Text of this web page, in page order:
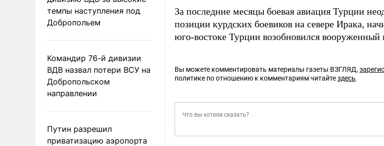
темпы наступления под
Добропольем
Командир 76-й дивизии
ВДВ назвал потери ВСУ на
Добропольском
направлении
Путин разрешил
приватизацию аэропорта
За последние месяцы боевая авиация Турции
позиции курдских боевиков на севере Ирака,
юго-востоке Турции возобновился
Вы можете комментировать материалы газеты ВЗГЛЯД,
политике по отношению к комментариям читайтездесь.